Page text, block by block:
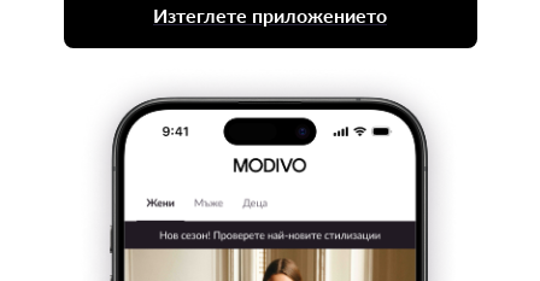
Изтеглете приложението